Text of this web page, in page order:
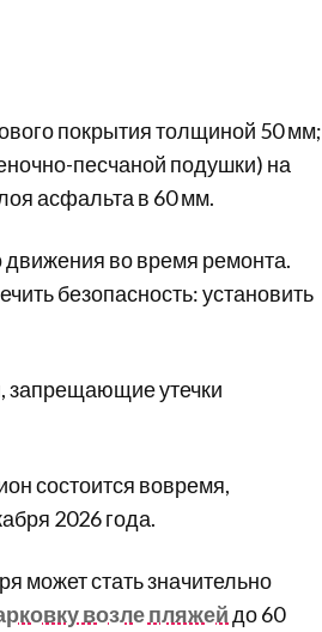
покрытия толщиной 50 мм;
песчаной подушки) на
асфальта в 60 мм.
во время ремонта.
безопасность: установить
запрещающие утечки
состоится вовремя,
2026 года.
может стать значительно
возле пляжейдо 60